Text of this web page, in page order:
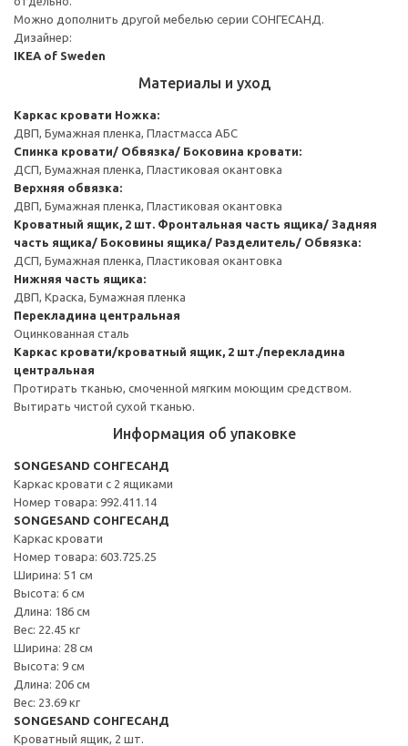
Можно дополнить другой мебелью серии СОНГЕСАНД.
Дизайнер:
IKEA of Sweden
Материалы и уход
Каркас кровати Ножка:
ДВП, Бумажная пленка, Пластмасса АБС
Спинка кровати/ Обвязка/ Боковина кровати:
ДСП, Бумажная пленка, Пластиковая окантовка
Верхняя обвязка:
ДВП, Бумажная пленка, Пластиковая окантовка
Кроватный ящик, 2 шт. Фронтальная часть ящика/ Задняя
часть ящика/ Боковины ящика/ Разделитель/ Обвязка:
ДСП, Бумажная пленка, Пластиковая окантовка
Нижняя часть ящика:
ДВП, Краска, Бумажная пленка
Перекладина центральная
Оцинкованная сталь
Каркас кровати/кроватный ящик, 2 шт./перекладина
центральная
Протирать тканью, смоченной мягким моющим средством.
Вытирать чистой сухой тканью.
Информация об упаковке
SONGESAND СОНГЕСАНД
Каркас кровати с 2 ящиками
Номер товара: 992.411.14
SONGESAND СОНГЕСАНД
Каркас кровати
Номер товара: 603.725.25
Ширина: 51 см
Высота: 6 см
Длина: 186 см
Вес: 22.45 кг
Ширина: 28 см
Высота: 9 см
Длина: 206 см
Вес: 23.69 кг
SONGESAND СОНГЕСАНД
Кроватный ящик, 2 шт.